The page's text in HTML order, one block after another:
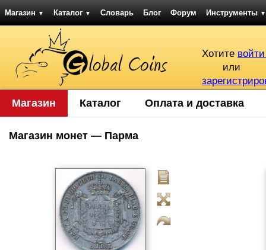
Магазин ▼ Каталог ▼ Словарь Блог Форум Инструменты ▼
Хотите
или
Магазин Каталог Оплата и доставка
Магазин монет — Парма